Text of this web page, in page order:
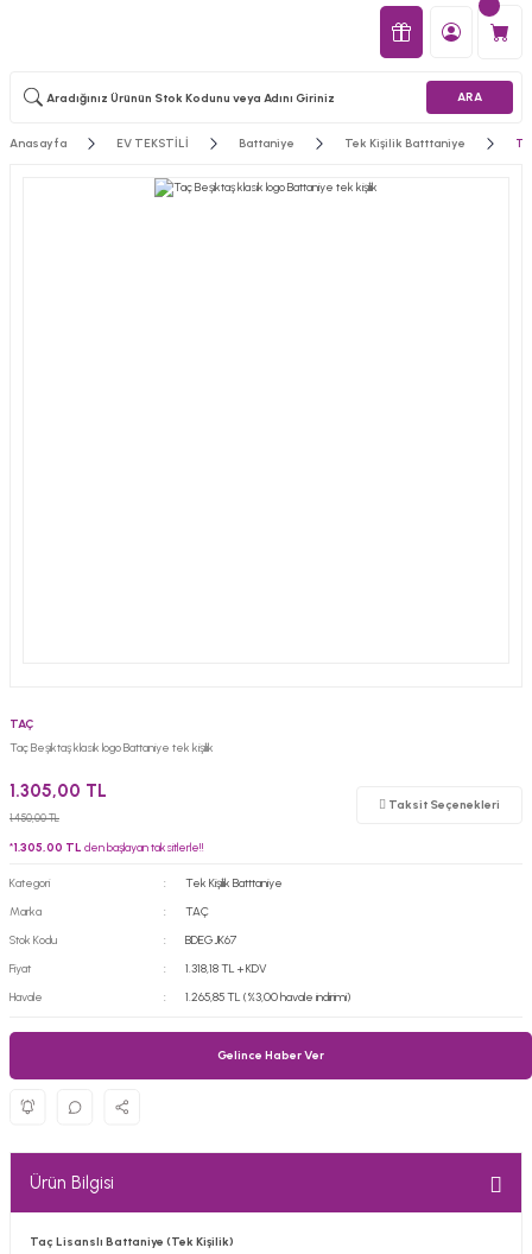
ARA
Anasayfa EV TEKSTİLİ Battaniye Tek Kişilik Batttaniye
TAÇ
Taç Beşiktaş klasik logo Battaniye tek kişilik
1.305,00 TL
1.450,00 TL
Taksit Seçenekleri
*1.305,00 TL den başlayan taksitlerle!!
Kategori
Tek Kişilik Batttaniye
Marka
TAÇ
Stok Kodu
BDEGJK67
Fiyat
1.318,18 TL + KDV
Havale
1.265,85 TL (%3,00 havale indirimi)
Gelince Haber Ver
Ürün Bilgisi
Taç Lisanslı Battaniye (Tek Kişilik)